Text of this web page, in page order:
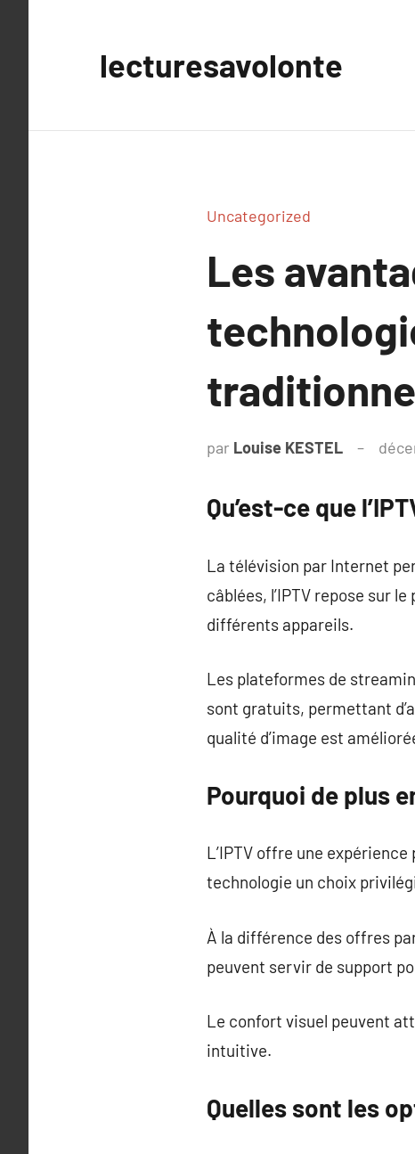
lecturesavolonte
Uncategorized
Les
par Louise KESTEL
Qu’est-ce que
La télévision par Internet
câblées, l’IPTV repose sur
différents appareils.
Les plateformes de
sont gratuits, permettant
qualité d’image est
Pourquoi de plus
L’IPTV offre une
technologie un choix
À la différence des offres
peuvent servir de support
Le confort visuel peuvent
intuitive.
Quelles sont les